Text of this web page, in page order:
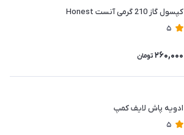
کپسول گاز 210 گرمی آنست Honest
5
260,000 تومان
ادویه پاش لایف کمپ
5